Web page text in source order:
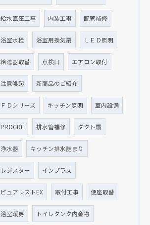
給水直圧工事 内装工事 配管補修
浴室水栓 浴室用換気扇 ＬＥＤ照明
給湯器取替 点検口 エアコン取付
注意喚起 新商品のご紹介
ＦＤシリーズ キッチン照明 室内設備
PROGRE 排水管補修 ダクト扇
浄水器 キッチン排水詰まり
レジスター インプラス
ピュアレストEX 取付工事 便座取替
浴室暖房 トイレタンク内金物